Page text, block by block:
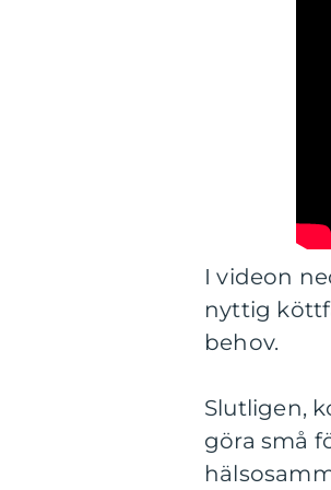
I videon
nyttig
behov.
Slutligen,
göra små